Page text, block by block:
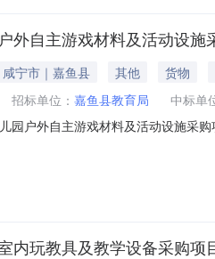
外自主游戏材料及活动设施
宁市｜嘉鱼县 其他
货物
招标单位： 嘉鱼县教育局
中标单
园户外自主游戏材料及活动设施采
标的信息货物类名称：核心产品-
内玩教具及教学设备采购项